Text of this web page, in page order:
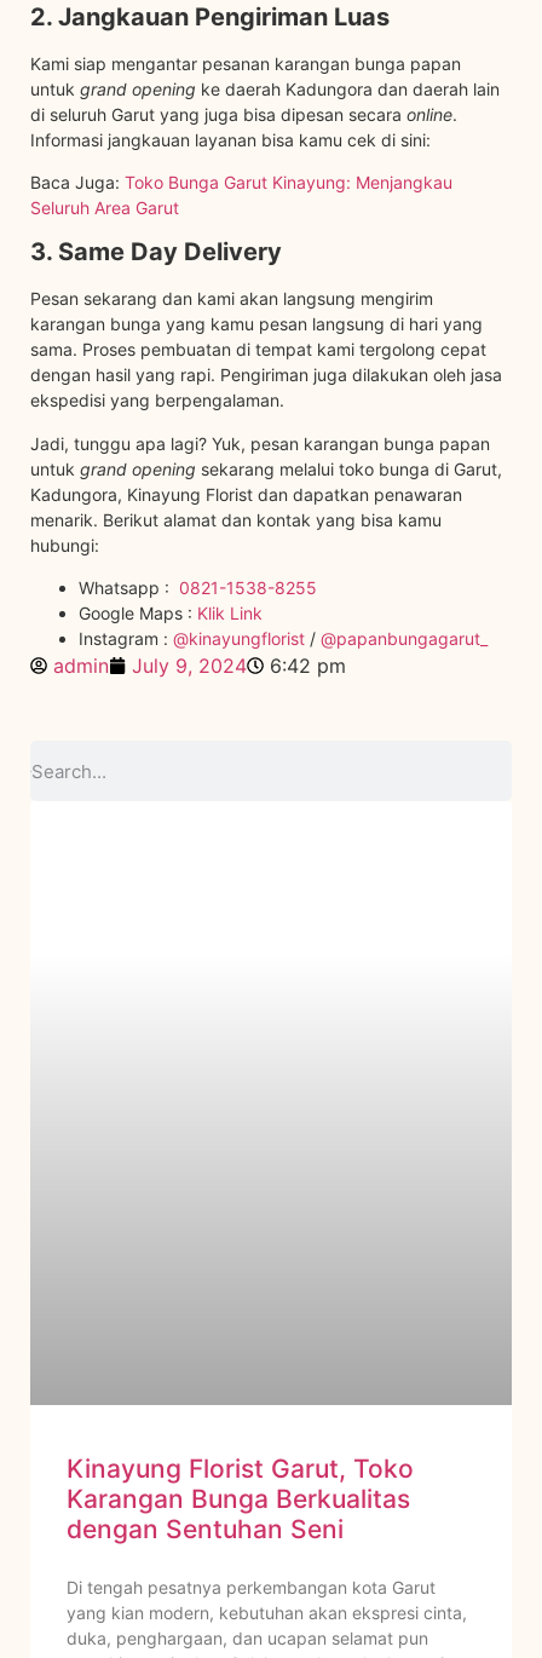
2. Jangkauan Pengiriman Luas
Kami siap mengantar pesanan karangan bunga papan
untuk grand opening ke daerah Kadungora dan daerah lain
di seluruh Garut yang juga bisa dipesan secara online.
Informasi jangkauan layanan bisa kamu cek di sini:
Baca Juga: Toko Bunga Garut Kinayung: Menjangkau
Seluruh Area Garut
3. Same Day Delivery
Pesan sekarang dan kami akan langsung mengirim
karangan bunga yang kamu pesan langsung di hari yang
sama. Proses pembuatan di tempat kami tergolong cepat
dengan hasil yang rapi. Pengiriman juga dilakukan oleh jasa
ekspedisi yang berpengalaman.
Jadi, tunggu apa lagi? Yuk, pesan karangan bunga papan
untuk grand opening sekarang melalui toko bunga di Garut,
Kadungora, Kinayung Florist dan dapatkan penawaran
menarik. Berikut alamat dan kontak yang bisa kamu
hubungi:
Whatsapp : 0821-1538-8255
Google Maps : Klik Link
Instagram : @kinayungflorist / @papanbungagarut_
admin July 9, 2024 6:42 pm
Kinayung Florist Garut, Toko
Karangan Bunga Berkualitas
dengan Sentuhan Seni
Di tengah pesatnya perkembangan kota Garut
yang kian modern, kebutuhan akan ekspresi cinta,
duka, penghargaan, dan ucapan selamat pun